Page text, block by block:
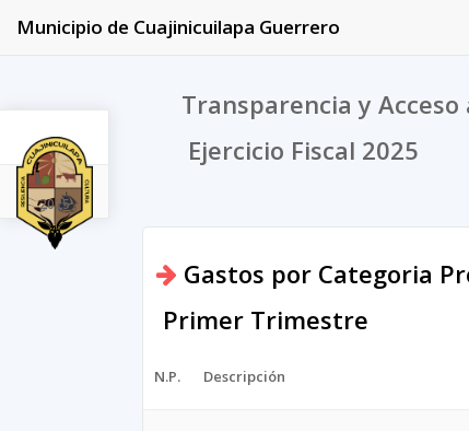
2025
Municipio de Cuajinicuilapa Guerrero
Transparencia y
Ejercicio Fiscal 2025
Gastos por Categoria
Primer Trimestre
N.P. Descripción